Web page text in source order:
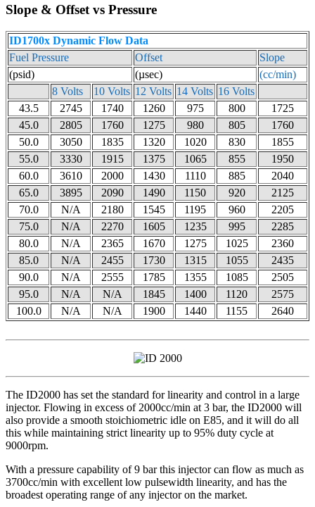
Slope & Offset vs Pressure
ID1700x Dynamic Flow Data
Fuel Pressure
Offset
Slope
(psid)
(µsec)
(cc/min)
8 Volts
10 Volts 12 Volts 14 Volts 16 Volts
43.5
2745 1740 1260 975 800
1725
45.0
2805 1760 1275 980 805
1760
50.0
3050 1835 1320 1020 830
1855
55.0
3330 1915 1375 1065 855
1950
60.0
3610 2000 1430 1110 885
2040
65.0
3895 2090 1490 1150 920
2125
70.0
N/A 2180 1545 1195 960
2205
75.0
N/A 2270 1605 1235 995
2285
80.0
N/A 2365 1670 1275 1025
2360
85.0
N/A 2455 1730 1315 1055
2435
90.0
N/A 2555 1785 1355 1085
2505
95.0
N/A N/A 1845 1400 1120
2575
100.0
N/A N/A 1900 1440 1155 2640
The ID2000 has set the standard for linearity and control in a large
injector. Flowing in excess of 2000cc/min at 3 bar, the ID2000 will
also provide a smooth stoichiometric idle on E85, and it will do all
this while maintaining strict linearity up to 95% duty cycle at
9000rpm.
With a pressure capability of 9 bar this injector can flow as much as
3700cc/min with excellent low pulsewidth linearity, and has the
broadest operating range of any injector on the market.